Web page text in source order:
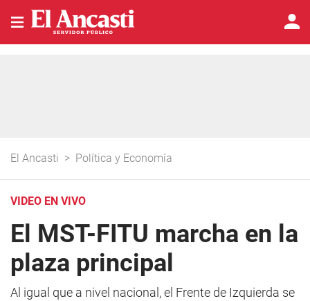
El Ancasti > Política y Economía
VIDEO EN VIVO
El MST-FITU marcha en la
plaza principal
Al igual que a nivel nacional, el Frente de Izquierda se